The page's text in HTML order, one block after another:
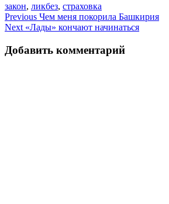
закон, ликбез, страховка
Навигация
по
записям
Previous Чем меня покорила Башкирия
Next «Лады» кончают начинаться
Добавить комментарий